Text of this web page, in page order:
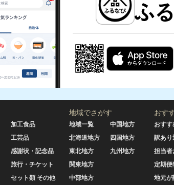
加工食品
工芸品
感謝状・記念品
旅行・チケット
セット類 その他
地域でさがす
地域一覧
北海道地方
東北地方
関東地方
中部地方
中国地方
四国地方
九州地方
おす
おす
訳あり
担当者
定期便
地元が